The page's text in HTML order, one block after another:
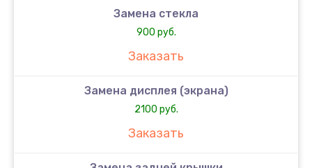
Замена стекла
900 руб.
Заказать
Замена дисплея (экрана)
2100 руб.
Заказать